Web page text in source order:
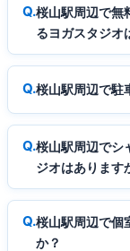
桜山駅周辺で無
るヨガスタジオ
桜山駅周辺で駐
桜山駅周辺でシ
ジオはあります
桜山駅周辺で個
か？